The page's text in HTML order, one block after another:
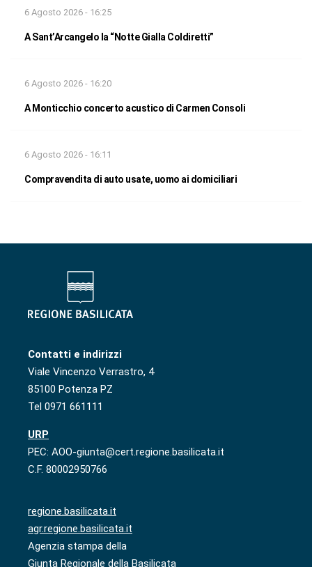
6 Agosto 2026 - 16:25
A Sant’Arcangelo la “Notte Gialla Coldiretti”
6 Agosto 2026 - 16:20
A Monticchio concerto acustico di Carmen Consoli
6 Agosto 2026 - 16:11
Compravendita di auto usate, uomo ai domiciliari
Contatti e indirizzi
Viale Vincenzo Verrastro, 4
85100 Potenza PZ
Tel 0971 661111
URP
PEC: AOO-giunta@cert.regione.basilicata.it
C.F. 80002950766
regione.basilicata.it
agr.regione.basilicata.it
Agenzia stampa della
Giunta Regionale della Basilicata